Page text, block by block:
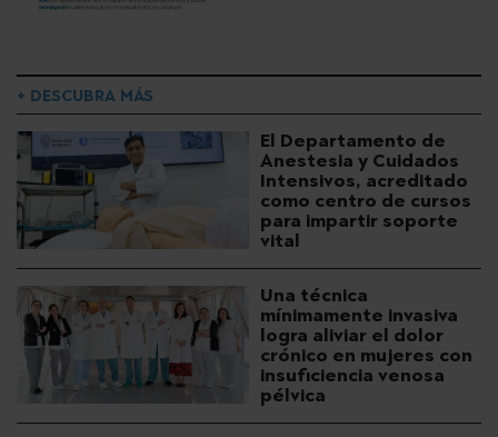
+ DESCUBRA MÁS
El Departamento de
Anestesia y Cuidados
Intensivos, acreditado
como centro de cursos
para impartir soporte
vital
Una técnica
mínimamente invasiva
logra aliviar el dolor
crónico en mujeres con
insuficiencia venosa
pélvica